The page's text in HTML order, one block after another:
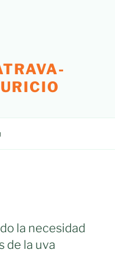
la necesidad
de la uva